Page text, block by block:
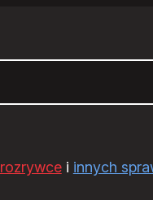
rozrywcei innych